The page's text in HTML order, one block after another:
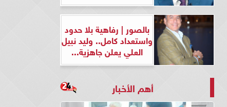
بالصور | رفاهية بلا حدود
واستعداد كامل.. وليد نبيل
العلي يعلن جاهزية...
أهم الأخبار